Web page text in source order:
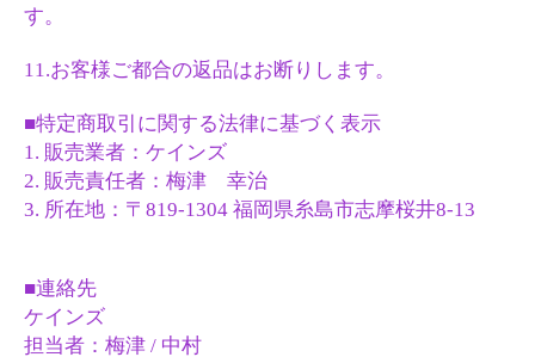
す。
11.お客様ご都合の返品はお断りします。
■特定商取引に関する法律に基づく表示
1. 販売業者：ケインズ
2. 販売責任者：梅津 幸治
3. 所在地：〒819-1304 福岡県糸島市志摩桜井8-13
■連絡先
ケインズ
担当者：梅津 / 中村